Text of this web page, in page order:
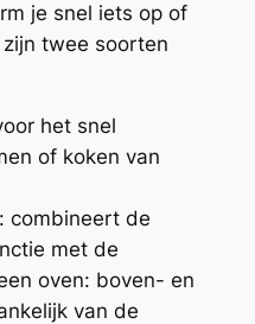
je snel iets op of
twee soorten
het snel
of koken van
: combineert de
met de
oven: boven- en
van de